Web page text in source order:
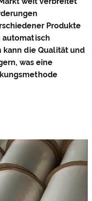
Produkte
automatisch
kann die Qualität und
was eine